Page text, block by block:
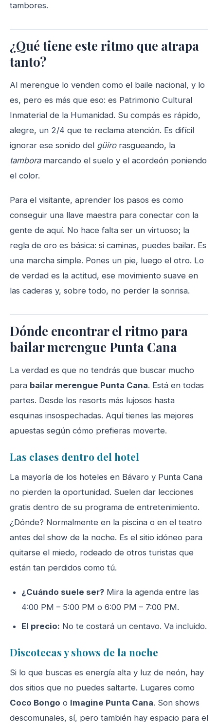
tambores.
¿Qué tiene este ritmo que atrapa
tanto?
Al merengue lo venden como el baile nacional, y lo
es, pero es más que eso: es Patrimonio Cultural
Inmaterial de la Humanidad. Su compás es rápido,
alegre, un 2/4 que te reclama atención. Es difícil
ignorar ese sonido del güirorasgueando, la
tamboramarcando el suelo y el acordeón poniendo
el color.
Para el visitante, aprender los pasos es como
conseguir una llave maestra para conectar con la
gente de aquí. No hace falta ser un virtuoso; la
regla de oro es básica: si caminas, puedes bailar. Es
una marcha simple. Pones un pie, luego el otro. Lo
de verdad es la actitud, ese movimiento suave en
las caderas y, sobre todo, no perder la sonrisa.
Dónde encontrar el ritmo para
bailar merengue Punta Cana
La verdad es que no tendrás que buscar mucho
para bailar merengue Punta Cana. Está en todas
partes. Desde los resorts más lujosos hasta
esquinas insospechadas. Aquí tienes las mejores
apuestas según cómo prefieras moverte.
Las clases dentro del hotel
La mayoría de los hoteles en Bávaro y Punta Cana
no pierden la oportunidad. Suelen dar lecciones
gratis dentro de su programa de entretenimiento.
¿Dónde? Normalmente en la piscina o en el teatro
antes del show de la noche. Es el sitio idóneo para
quitarse el miedo, rodeado de otros turistas que
están tan perdidos como tú.
¿Cuándo suele ser? Mira la agenda entre las
4:00 PM – 5:00 PM o 6:00 PM – 7:00 PM.
El precio: No te costará un centavo. Va incluido.
Discotecas y shows de la noche
Si lo que buscas es energía alta y luz de neón, hay
dos sitios que no puedes saltarte. Lugares como
Coco Bongo o Imagine Punta Cana. Son shows
descomunales, sí, pero también hay espacio para el